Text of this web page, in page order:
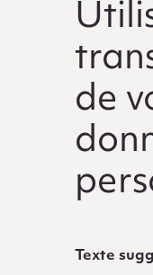
de
Texte